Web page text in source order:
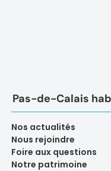
Pas-de-Calais
Nos actualités
Nous rejoindre
Foire aux questions
Notre patrimoine